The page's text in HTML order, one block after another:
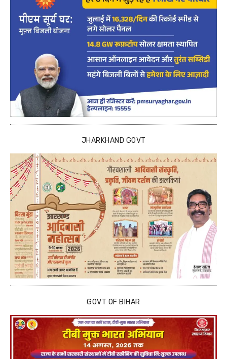
JHARKHAND GOVT
GOVT OF BIHAR